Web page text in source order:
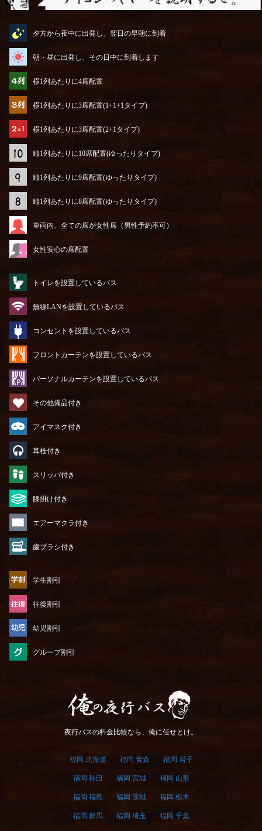
夕方から夜中に出発し、翌日の早朝に到着
朝・昼に出発し、その日中に到着します
横1列あたりに4席配置
横1列あたりに3席配置(1+1+1タイプ)
横1列あたりに3席配置(2+1タイプ)
縦1列あたりに10席配置(ゆったりタイプ)
縦1列あたりに9席配置(ゆったりタイプ)
縦1列あたりに8席配置(ゆったりタイプ)
車両内、全ての席が女性席（男性予約不可）
女性安心の席配置
トイレを設置しているバス
無線LANを設置しているバス
コンセントを設置しているバス
フロントカーテンを設置しているバス
パーソナルカーテンを設置しているバス
その他備品付き
アイマスク付き
耳栓付き
スリッパ付き
膝掛け付き
エアーマクラ付き
歯ブラシ付き
学生割引
往復割引
幼児割引
グループ割引
俺の夜行バス
夜行バスの料金比較なら、俺に任せとけ。
福岡 北海道 福岡 青森 福岡 岩手
福岡 秋田 福岡 宮城 福岡 山形
福岡 福島 福岡 茨城 福岡 栃木
福岡 群馬 福岡 埼玉 福岡 千葉